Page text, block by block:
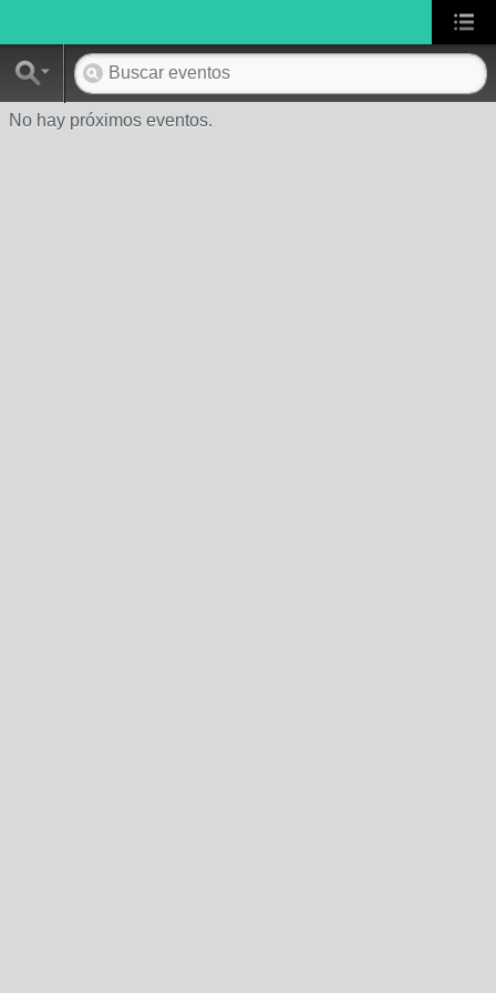
No hay próximos eventos.